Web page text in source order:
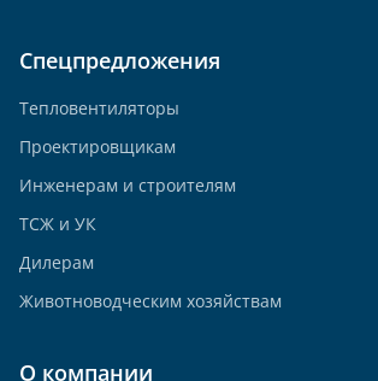
Спецпредложения
Тепловентиляторы
Проектировщикам
Инженерам и строителям
ТСЖ и УК
Дилерам
Животноводческим хозяйствам
О компании